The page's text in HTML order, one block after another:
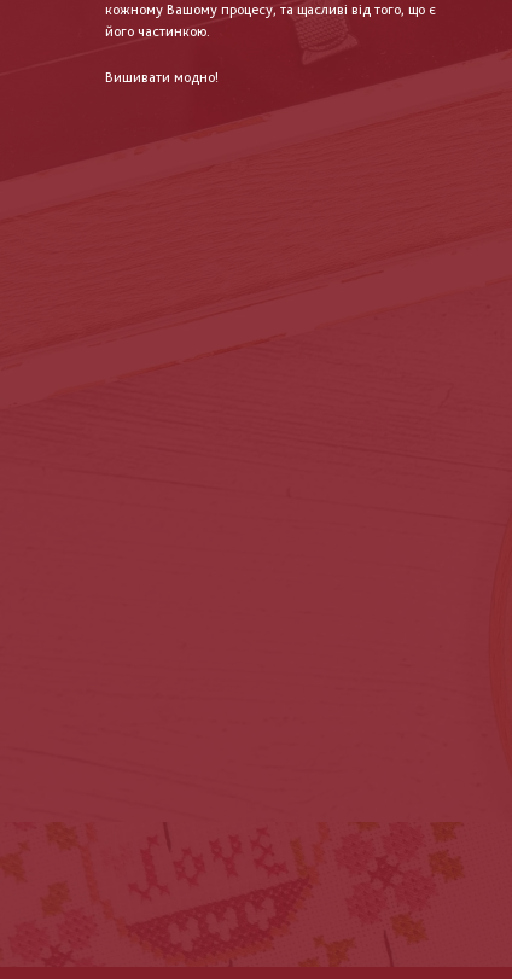
кожному Вашому процесу, та щасливі від того, що є
його частинкою.
Вишивати модно!